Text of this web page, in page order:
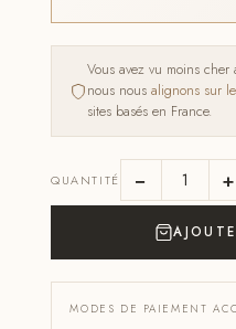
Vous avez vu moins
nous nousalignons sur
sites basés en France.
QUANTITÉ − +
MODES DE PAIEMENT